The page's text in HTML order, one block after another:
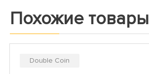
Похожие товары
Double Coin